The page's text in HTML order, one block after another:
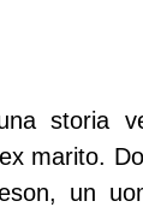
storia
marito.
un